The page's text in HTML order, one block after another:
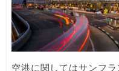
空港に関してはサンフ